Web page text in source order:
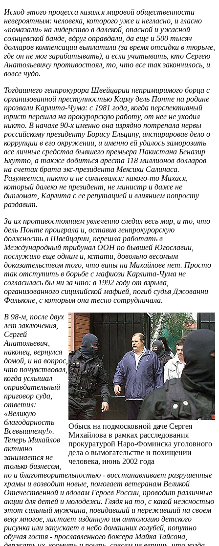
Исход этого процесса казался мировой общественности
невероятным: человека, которого уже и негласно, и гласно
«помазали» на лидерство в далекой, опасной и ужасной
солнцевской банде, вдруг оправдали, да еще и 500 тысяч
долларов компенсации выплатили (за время отсидки в тюрьме,
где он не мог зарабатывать), а если учитывать, кто Сергею
Анатольевичу про­тивостоял, то, что все так закончилось, и
вовсе чудо.
Тогдашнего генпрокурора Швейцарии непримиримого борца с
организованной преступностью Карлу дель Понте на родине
прозвали Карлита-Чума: с 1981 года, когда перспективный
юрист перешла на прокурорскую работу, от нее не уходил
никто. В начале 90-х именно она изрядно потрепала нервы
российскому президенту Борису Ельцину, инспирировав дело о
коррупции в его окружении, и именно ей удалось заморозить
все личные средства бывшего премьера Пакистана Беназир
Бхутто, а также добиться ареста 118 миллионов долларов
на счетах брата экс-президента Мексики Салинаса.
Разумеется, никто и не сомневался: какого-то Михася,
который далеко не президент, не министр и даже не
дипломат, Карлита с ее репутацией и влиянием попросту
раздавит.
За их противостоянием увлеченно следил весь мир, и то, что
дель Понте проиграла и, оставив генпрокурорскую
должность в Швейцарии, перешла работать в
Международный трибунал ООН по бывшей Югославии,
послужило еще одним и, кстати, довольно весомым
доказательством того, что вины на Михайлове нет. Просто
так отступить в борьбе с мафиози Карлита-Чума не
согласилась бы ни за что: в 1992 году от взрыва,
организованного сицилийской мафией, погиб судья Джованни
Фальконе, с которым она тесно сотрудничала.
Обыск на подмосковной даче Сергея
Михайлова в рамках расследования
прокуратурой Наро-Фоминска уголовного
дела о вымогательстве и похищении
человека, июнь 2002 года
В 98-м, после двух
лет заключения,
Сергей
Анатольевич,
наконец, вернулся
домой, и на вопрос,
что почувствовал,
когда услышал
оправдательный
приговор суда,
ответил:
«Великую
благодарность
Всевышнему!».
Теперь Михайлов
активно
занимается не
только бизнесом,
но и благотворительностью - восстанавливает разрушенные
храмы и возводит новые, помогает ветеранам Великой
Отечественной и вдовам Героев России, проводит различные
акции для детей и молодежи. Глядя на то, с какой нежностью
этот сильный мужчина, повидавший и переживший на своем
веку многое, листает изданную им антологию детского
рисунка или запускает в небо домашних голубей, попутно
обучая гостя - прославленного боксера Майка Тайсона,